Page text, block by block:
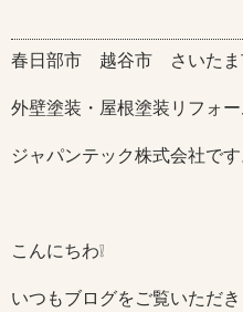
春日部市 越谷市 さいたま
外壁塗装・屋根塗装リフォ
ジャパンテック株式会社です
こんにちわ❕
いつもブログをご覧いただ